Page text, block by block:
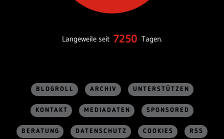
Langeweile seit 7250 Tagen.
BLOGROLL ARCHIV UNTERSTÜTZEN
KONTAKT MEDIADATEN SPONSORED
BERATUNG DATENSCHUTZ COOKIES RSS